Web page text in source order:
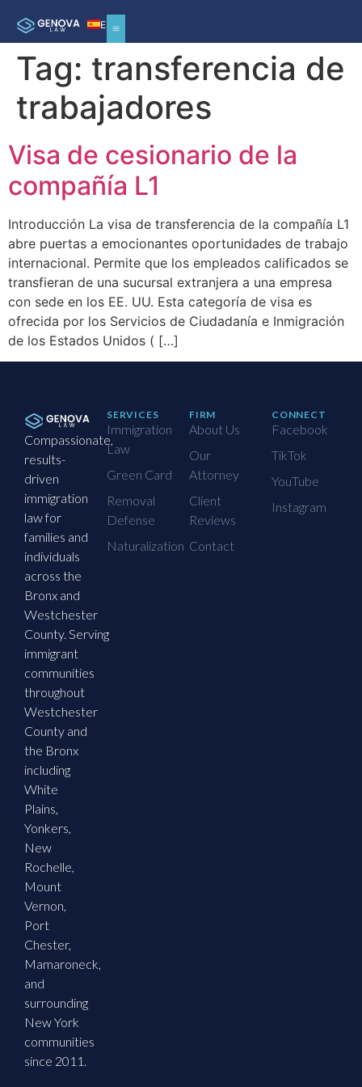
ES
Tag: transferencia de
trabajadores
Visa de cesionario de la
compañía L1
Introducción La visa de transferencia de la compañía L1
abre puertas a emocionantes oportunidades de trabajo
internacional. Permite que los empleados calificados se
transfieran de una sucursal extranjera a una empresa
con sede en los EE. UU. Esta categoría de visa es
ofrecida por los Servicios de Ciudadanía e Inmigración
de los Estados Unidos ( […]
Compassionate,
results-
driven
immigration
law for
families and
individuals
across the
Bronx and
Westchester
County. Serving
immigrant
communities
throughout
Westchester
County and
the Bronx
including
White
Plains,
Yonkers,
New
Rochelle,
Mount
Vernon,
Port
Chester,
Mamaroneck,
and
surrounding
New York
communities
since 2011.
SERVICES
Immigration
Law
Green Card
Removal
Defense
Naturalization
FIRM
About Us
Our
Attorney
Client
Reviews
Contact
CONNECT
Facebook
TikTok
YouTube
Instagram